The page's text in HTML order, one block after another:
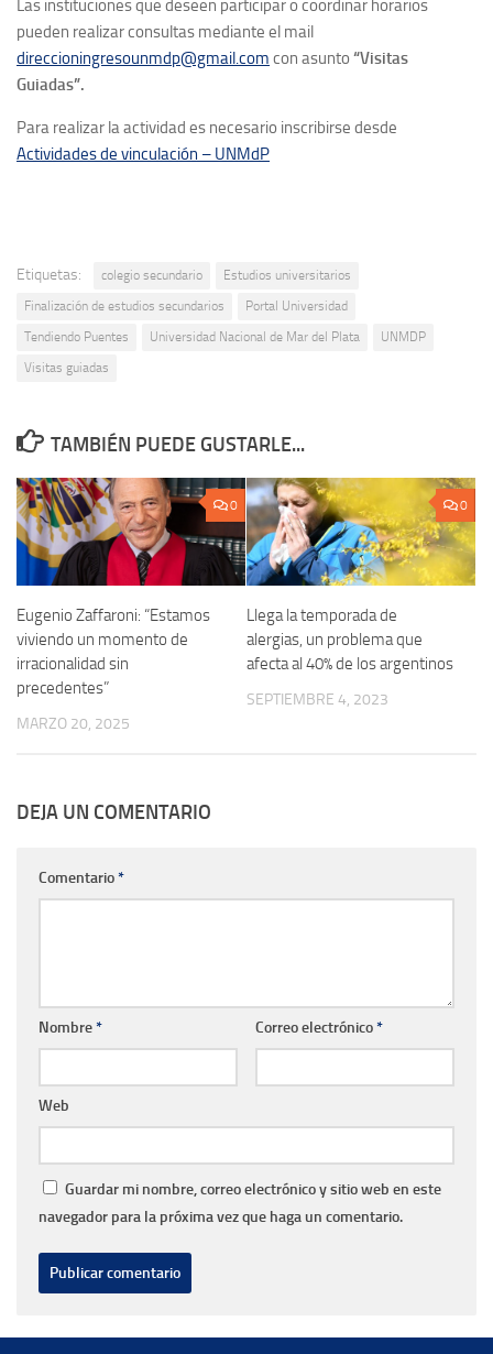
Las instituciones que deseen participar o coordinar horarios
pueden realizar consultas mediante el mail
direccioningresounmdp@gmail.com con asunto “Visitas
Guiadas”.
Para realizar la actividad es necesario inscribirse desde
Actividades de vinculación – UNMdP
Etiquetas: colegio secundario
Estudios universitarios
Finalización de estudios secundarios
Portal Universidad
Tendiendo Puentes
Universidad Nacional de Mar del Plata
UNMDP
Visitas guiadas
TAMBIÉN PUEDE GUSTARLE...
0
Eugenio Zaffaroni: “Estamos
viviendo un momento de
irracionalidad sin
precedentes”
MARZO 20, 2025
0
Llega la temporada de
alergias, un problema que
afecta al 40% de los argentinos
SEPTIEMBRE 4, 2023
DEJA UN COMENTARIO
Comentario*
Nombre* Correo electrónico*
Web
Guardar mi nombre, correo electrónico y sitio web en este
navegador para la próxima vez que haga un comentario.